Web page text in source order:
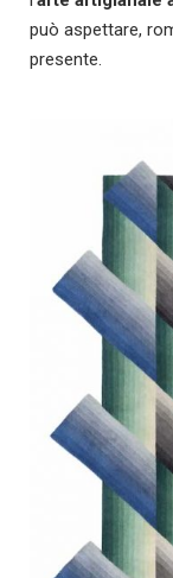
può aspettare,
presente.